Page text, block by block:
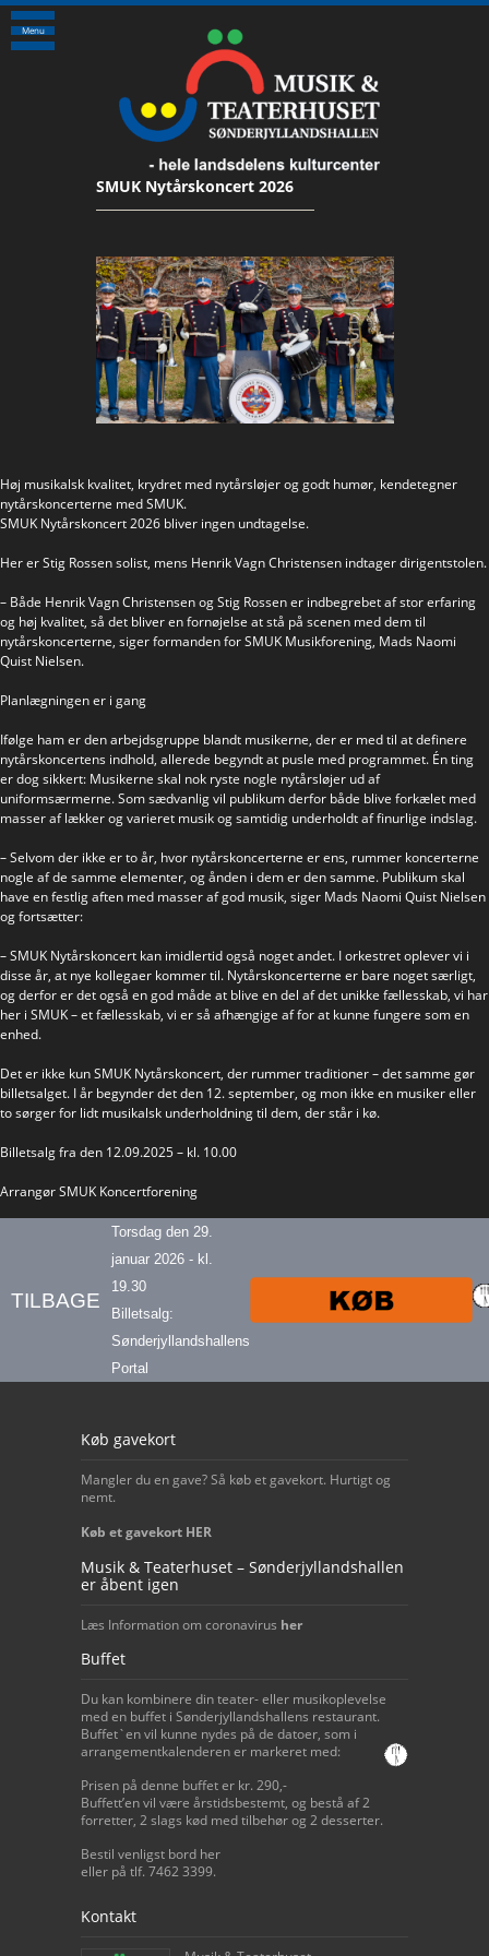
Menu
SMUK Nytårskoncert 2026
Høj musikalsk kvalitet, krydret med nytårsløjer og godt humør, kendetegner
nytårskoncerterne med SMUK.
SMUK Nytårskoncert 2026 bliver ingen undtagelse.
Her er Stig Rossen solist, mens Henrik Vagn Christensen indtager dirigentstolen.
– Både Henrik Vagn Christensen og Stig Rossen er indbegrebet af stor erfaring
og høj kvalitet, så det bliver en fornøjelse at stå på scenen med dem til
nytårskoncerterne, siger formanden for SMUK Musikforening, Mads Naomi
Quist Nielsen.
Planlægningen er i gang
Ifølge ham er den arbejdsgruppe blandt musikerne, der er med til at definere
nytårskoncertens indhold, allerede begyndt at pusle med programmet. Én ting
er dog sikkert: Musikerne skal nok ryste nogle nytårsløjer ud af
uniformsærmerne. Som sædvanlig vil publikum derfor både blive forkælet med
masser af lækker og varieret musik og samtidig underholdt af finurlige indslag.
– Selvom der ikke er to år, hvor nytårskoncerterne er ens, rummer koncerterne
nogle af de samme elementer, og ånden i dem er den samme. Publikum skal
have en festlig aften med masser af god musik, siger Mads Naomi Quist Nielsen
og fortsætter:
– SMUK Nytårskoncert kan imidlertid også noget andet. I orkestret oplever vi i
disse år, at nye kollegaer kommer til. Nytårskoncerterne er bare noget særligt,
og derfor er det også en god måde at blive en del af det unikke fællesskab, vi har
her i SMUK – et fællesskab, vi er så afhængige af for at kunne fungere som en
enhed.
Det er ikke kun SMUK Nytårskoncert, der rummer traditioner – det samme gør
billetsalget. I år begynder det den 12. september, og mon ikke en musiker eller
to sørger for lidt musikalsk underholdning til dem, der står i kø.
Billetsalg fra den 12.09.2025 – kl. 10.00
Arrangør SMUK Koncertforening
TILBAGE
Torsdag den 29.
januar 2026 - kl.
19.30
Billetsalg:
Sønderjyllandshallens
Portal
Køb gavekort
Mangler du en gave? Så køb et gavekort. Hurtigt og
nemt.
Køb et gavekort HER
Musik & Teaterhuset – Sønderjyllandshallen
er åbent igen
Læs Information om coronavirus her
Buffet
Du kan kombinere din teater- eller musikoplevelse
med en buffet i Sønderjyllandshallens restaurant.
Buffet`en vil kunne nydes på de datoer, som i
arrangementkalenderen er markeret med:
Prisen på denne buffet er kr. 290,-
Buffett’en vil være årstidsbestemt, og bestå af 2
forretter, 2 slags kød med tilbehør og 2 desserter.
Bestil venligst bord her
eller på tlf. 7462 3399.
Kontakt